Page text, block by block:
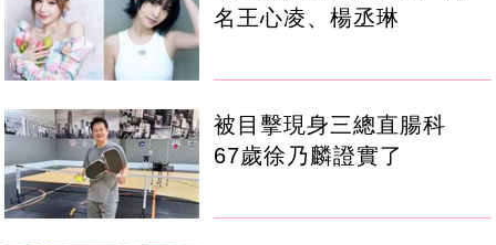
名王心凌、楊丞琳
被目擊現身三總直腸科
67歲徐乃麟證實了